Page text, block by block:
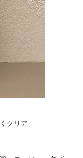
クリア